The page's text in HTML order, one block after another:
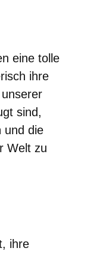
eine tolle
ihre
sind,
und die
Welt zu
ihre